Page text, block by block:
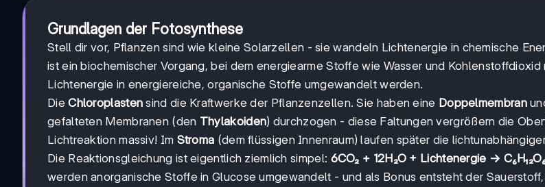
Grundlagen der Fotosynthese
Stell dir vor, Pflanzen sind wie kleine Solarzellen - sie wandeln Lichtenergie in chemische
ist ein biochemischer Vorgang, bei dem energiearme Stoffe wie Wasser und Kohlenstoffdioxid
Lichtenergie in energiereiche, organische Stoffe umgewandelt werden.
DieChloroplasten sind die Kraftwerke der Pflanzenzellen. Sie haben eine Doppelmembran
gefalteten Membranen (den Thylakoiden) durchzogen - diese Faltungen vergrößern die
Lichtreaktion massiv! Im Stroma (dem flüssigen Innenraum) laufen später die
Die Reaktionsgleichung ist eigentlich ziemlich simpel: 6CO₂ + 12H₂O + Lichtenergie →
werden anorganische Stoffe in Glucose umgewandelt - und als Bonus entsteht der